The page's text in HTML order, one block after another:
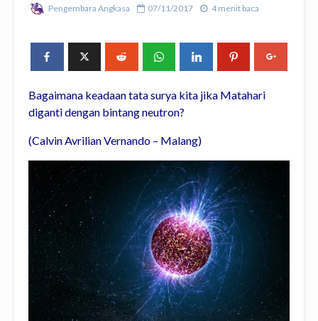
Pengembara Angkasa 07/11/2017 4 menit baca
Bagaimana keadaan tata surya kita jika Matahari
diganti dengan bintang neutron?
(Calvin Avrilian Vernando – Malang)